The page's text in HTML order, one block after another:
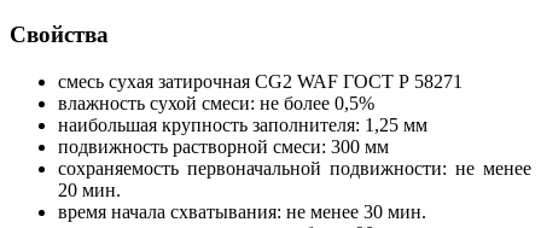
Свойства
смесь сухая затирочная СG2 WAF ГОСТ Р 58271
влажность сухой смеси: не более 0,5%
наибольшая крупность заполнителя: 1,25 мм
подвижность растворной смеси: 300 мм
сохраняемость первоначальной подвижности: не менее
20 мин.
время начала схватывания: не менее 30 мин.